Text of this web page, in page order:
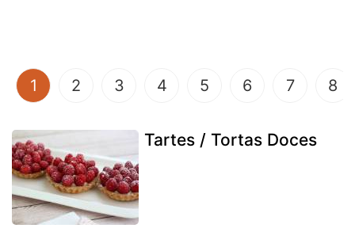
1 (current)
2 3 4 5 6 7 8
Tartes / Tortas Doces